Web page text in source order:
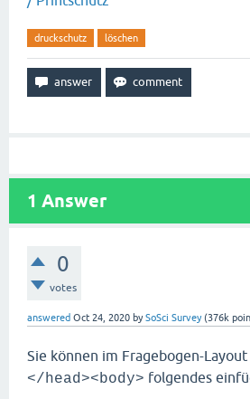
druckschutz löschen
1 Answer
0
votes
answered Oct 24, 2020 bySoSci Survey (376k
Sie können im Fragebogen-
</head><body> folgendes